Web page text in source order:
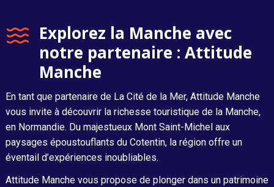
Explorez la Manche avec
notre partenaire : Attitude
Manche
En tant que partenaire de La Cité de la Mer, Attitude Manche
vous invite à découvrir la richesse touristique de la Manche,
en Normandie. Du majestueux Mont Saint-Michel aux
paysages époustouflants du Cotentin, la région offre un
éventail d’expériences inoubliables.
Attitude Manche vous propose de plonger dans un patrimoine